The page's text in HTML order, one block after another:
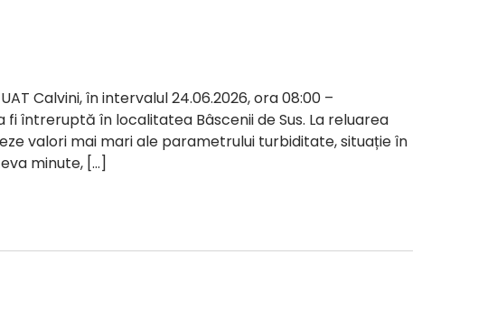
Calvini, în intervalul 24.06.2026, ora 08:00 –
fi întreruptă în localitatea Bâscenii de Sus. La reluarea
valori mai mari ale parametrului turbiditate, situație în
minute, […]